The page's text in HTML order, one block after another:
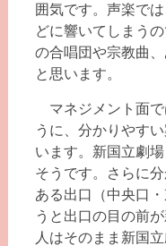
囲気です。声楽で
どに響いてしまう
の合唱団や宗教曲
と思います。
マネジメント面で
うに、分かりやす
います。新国立劇
そうです。さらに
ある出口（中央口
うと出口の目の前
人はそのまま新国